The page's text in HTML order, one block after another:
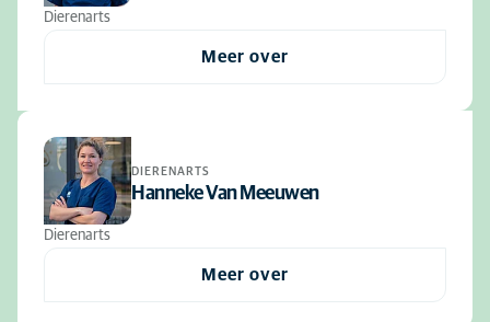
Dierenarts
Meer over
DIERENARTS
Hanneke Van Meeuwen
Dierenarts
Meer over